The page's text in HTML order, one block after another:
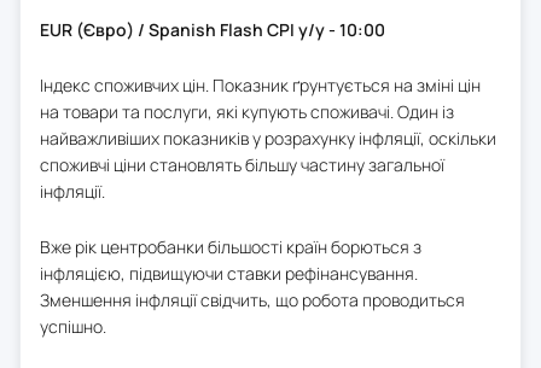
EUR (Євро) / Spanish Flash CPI y/y - 10:00
Індекс споживчих цін. Показник ґрунтується на зміні цін
на товари та послуги, які купують споживачі. Один із
найважливіших показників у розрахунку інфляції, оскільки
споживчі ціни становлять більшу частину загальної
інфляції.
Вже рік центробанки більшості країн борються з
інфляцією, підвищуючи ставки рефінансування.
Зменшення інфляції свідчить, що робота проводиться
успішно.